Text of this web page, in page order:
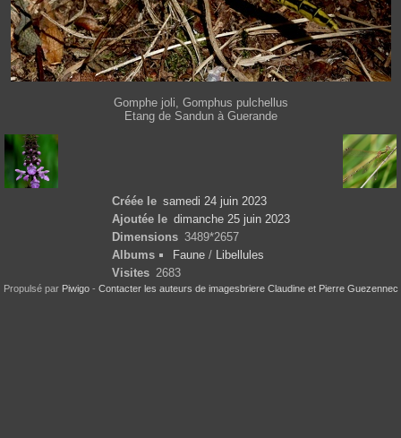
Gomphe joli, Gomphus pulchellus
Etang de Sandun à Guerande
Créée le samedi 24 juin 2023
Ajoutée le dimanche 25 juin 2023
Dimensions 3489*2657
Albums
Faune/ Libellules
Visites 2683
Propulsé par Piwigo- Contacter les auteurs de imagesbriere Claudine et Pierre Guezennec